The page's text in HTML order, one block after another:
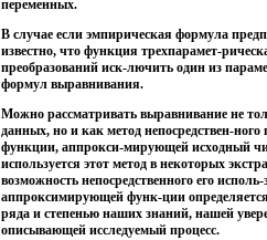
переменных.
В случае если эмпирическая формула
известно, что функция трехпарамет-
преобразований иск-лючить один из
формул выравнивания.
Можно рассматривать выравнивание не
данных, но и как метод непосредствен-
функции, аппрокси-мирующей исходный
используется этот метод в некоторых
возможность непосредственного его
аппроксимирующей функ-ции
ряда и степенью наших знаний, нашей
описывающей исследуемый процесс.